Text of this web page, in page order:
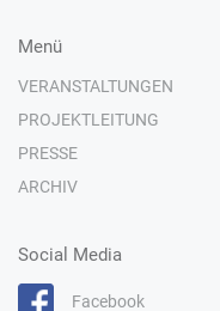
Menü
VERANSTALTUNGEN
PROJEKTLEITUNG
PRESSE
ARCHIV
Social Media
Facebook